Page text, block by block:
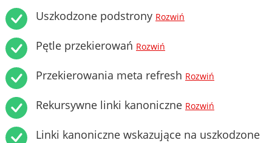
Uszkodzone podstrony Rozwiń
Pętle przekierowań Rozwiń
Przekierowania meta refresh Rozwiń
Rekursywne linki kanoniczne Rozwiń
Linki kanoniczne wskazujące na uszkodzone